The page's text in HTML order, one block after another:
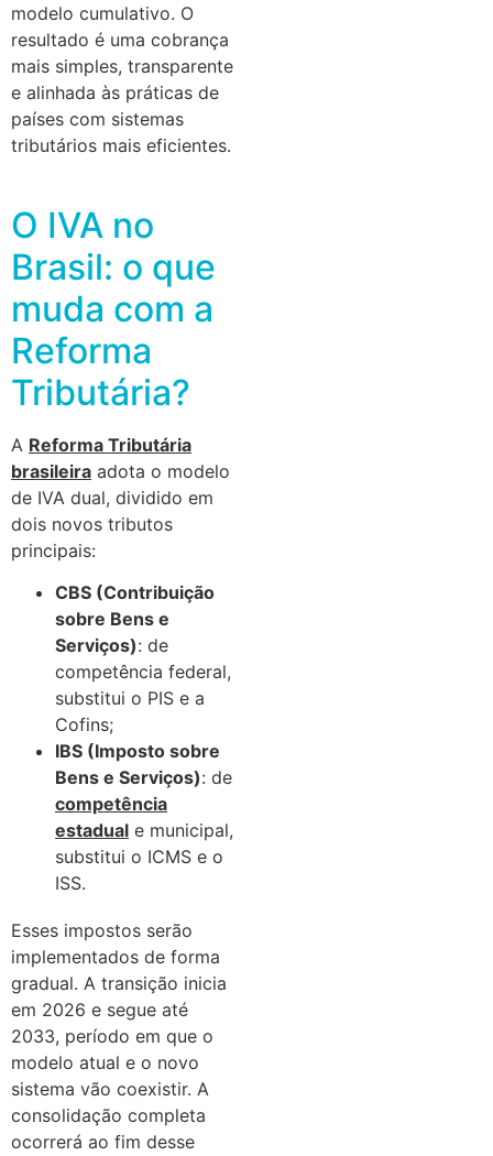
modelo cumulativo. O
resultado é uma cobrança
mais simples, transparente
e alinhada às práticas de
países com sistemas
tributários mais eficientes.
O IVA no
Brasil: o que
muda com a
Reforma
Tributária?
A Reforma Tributária
brasileira adota o modelo
de IVA dual, dividido em
dois novos tributos
principais:
CBS (Contribuição
sobre Bens e
Serviços): de
competência federal,
substitui o PIS e a
Cofins;
IBS (Imposto sobre
Bens e Serviços): de
competência
estadual e municipal,
substitui o ICMS e o
ISS.
Esses impostos serão
implementados de forma
gradual. A transição inicia
em 2026 e segue até
2033, período em que o
modelo atual e o novo
sistema vão coexistir. A
consolidação completa
ocorrerá ao fim desse